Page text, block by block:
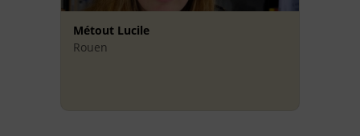
Métout Lucile
Rouen